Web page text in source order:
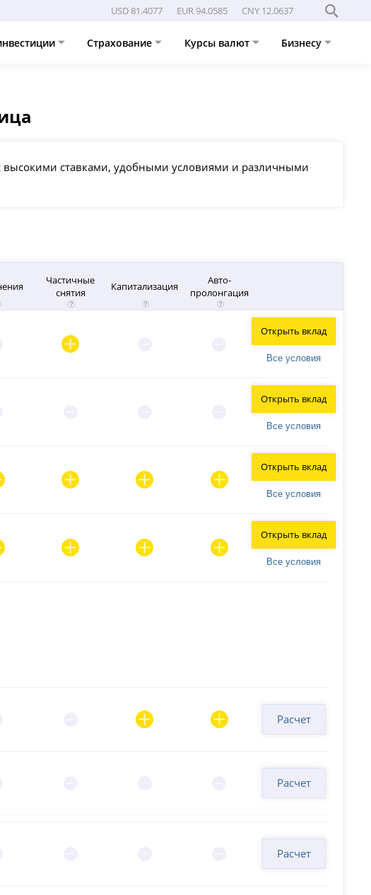
USD 81.4077 EUR 94.0585 CNY 12.0637
Страхование Курсы валют Бизнесу
ставками, удобными условиями и различными
Частичные
снятия
Капитализация
Авто-
пролонгация
Все условия
Открыть вклад
Все условия
Открыть вклад
Все условия
Открыть вклад
Все условия
Открыть вклад
Расчет
Расчет
Расчет